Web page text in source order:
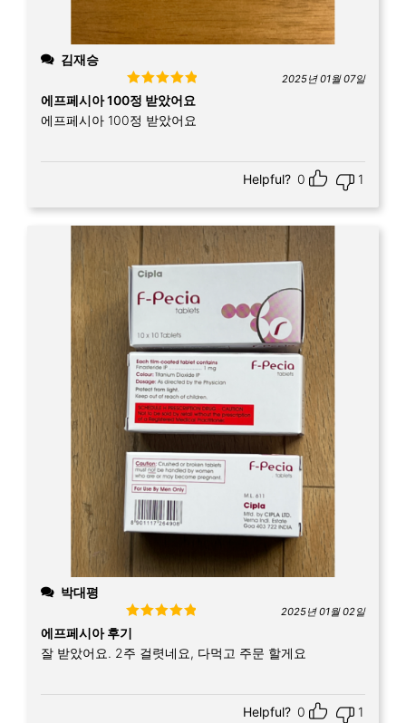
김재승
Rated5out
of 5
2025년 01월 07일
에프페시아 100정 받았어요
에프페시아 100정 받았어요
Helpful? 0 1
박대평
Rated
of 5
2025년 01월 02일
에프페시아 후기
잘 받았어요. 2주 걸렷네요, 다먹고 주문 할게요
Helpful? 0 1